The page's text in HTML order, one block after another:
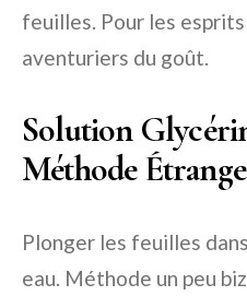
feuilles. Pour les
aventuriers du goût.
Solution
Méthode Étrange
Plonger les feuilles
eau. Méthode un peu